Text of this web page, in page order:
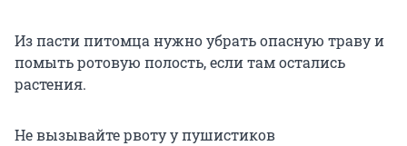
Из пасти питомца нужно убрать опасную траву и
помыть ротовую полость, если там остались
растения.
Не вызывайте рвоту у пушистиков